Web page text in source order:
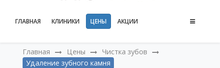
ГЛАВНАЯ КЛИНИКИ ЦЕНЫ АКЦИИ
Главная Цены
Чистка зубов
Удаление зубного камня